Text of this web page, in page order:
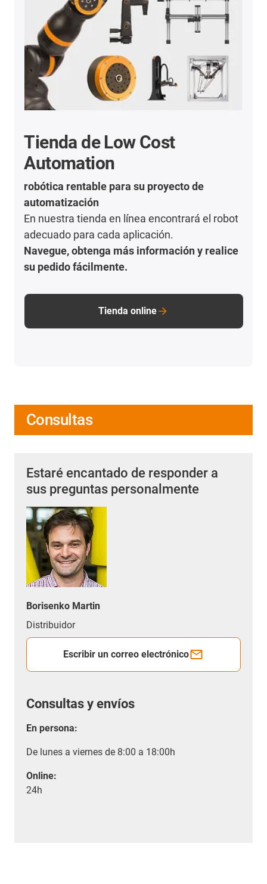
Tienda de Low Cost
Automation
robótica rentable para su proyecto de
automatización
En nuestra tienda en línea encontrará el robot
adecuado para cada aplicación.
Navegue, obtenga más información y realice
su pedido fácilmente.
Tienda online
Consultas
Estaré encantado de responder a
sus preguntas personalmente
Borisenko Martin
Distribuidor
Escribir un correo electrónico
Consultas y envíos
En persona:
De lunes a viernes de 8:00 a 18:00h
Online:
24h